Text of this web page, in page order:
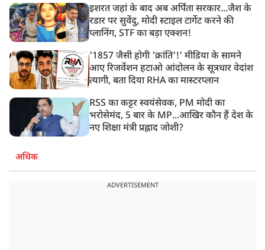
इशरत जहां के बाद अब अर्पिता सरकार...जैश के
रडार पर सुवेंदु, मोदी स्टाइल टार्गेट करने की
प्लानिंग, STF का बड़ा एक्शन!
'1857 जैसी होगी 'क्रांति'!' मीडिया के सामने
आए रिजर्वेशन हटाओ आंदोलन के सूत्रधार वेदांश
त्यागी, बता दिया RHA का मास्टरप्लान
RSS का कट्टर स्वयंसेवक, PM मोदी का
भरोसेमंद, 5 बार के MP...आखिर कौन हैं देश के
नए शिक्षा मंत्री प्रह्लाद जोशी?
अधिक
ADVERTISEMENT